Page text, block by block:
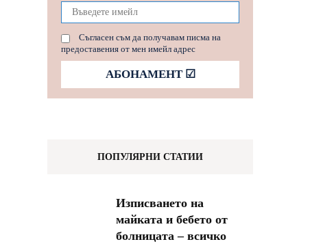
Съгласен съм да получавам писма на
предоставения от мен имейл адрес
ПОПУЛЯРНИ СТАТИИ
Изписването на
майката и бебето от
болницата – всичко